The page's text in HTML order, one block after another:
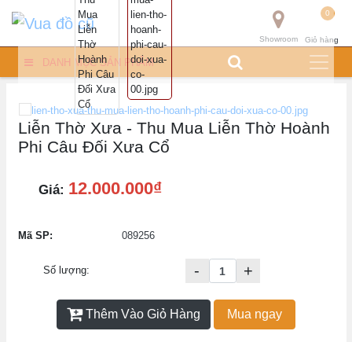
0
Giỏ hàng
Showroom
DANH MỤC SẢN PHẨM
Liễn Thờ Xưa - Thu Mua Liễn Thờ Hoành
Phi Câu Đối Xưa Cổ
Giá: 12.000.000₫
Mã SP: 089256
Số lượng: - +
Thêm Vào Giỏ Hàng Mua ngay